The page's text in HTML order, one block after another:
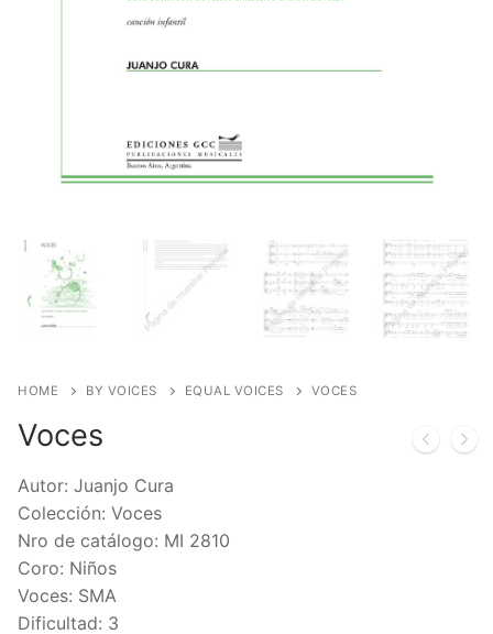
HOME BY VOICES EQUAL VOICES VOCES
Voces
Autor: Juanjo Cura
Colección: Voces
Nro de catálogo: MI 2810
Coro: Niños
Voces: SMA
Dificultad: 3